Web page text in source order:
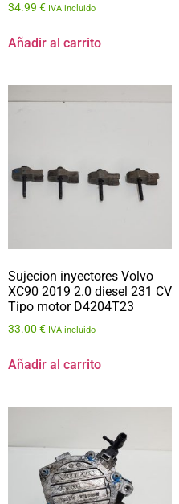
34.99 € IVA incluido
Añadir al carrito
Sujecion inyectores Volvo
XC90 2019 2.0 diesel 231 CV
Tipo motor D4204T23
33.00 € IVA incluido
Añadir al carrito